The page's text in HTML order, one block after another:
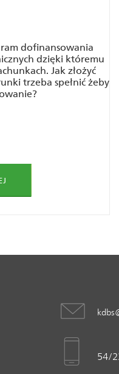
dofinansowania
dzięki któremu
Jak złożyć
trzeba spełnić żeby
54/